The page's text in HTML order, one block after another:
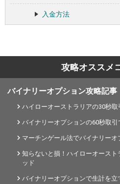
入金方法
攻略オススメ
バイナリーオプション攻略記事
ハイローオーストラリアの30秒取
バイナリーオプションの60秒取
マーチンゲール法でバイナリー
知らないと損！ハイローオース
ッド
バイナリーオプションで生計を立